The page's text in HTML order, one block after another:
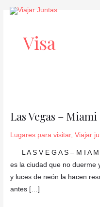
Visa
Las Vegas – Miami
Lugares para visitar,Viajar
L A S V E G A S – M I A M
es la ciudad que no duerme
y luces de neón la hacen
antes […]
Bahamas